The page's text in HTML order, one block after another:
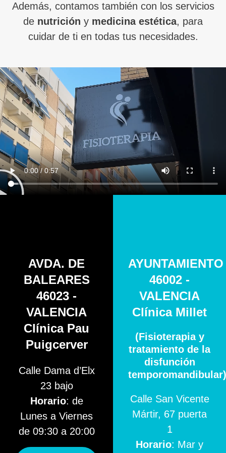
Además, contamos también con los servicios
de nutrición y medicina estética, para
cuidar de ti en todas tus necesidades.
AVDA. DE
BALEARES
46023 -
VALENCIA
Clínica Pau
Puigcerver
Calle Dama d’Elx
23 bajo
Horario: de
Lunes a Viernes
de 09:30 a 20:00
AYUNTAMIENTO
46002 -
VALENCIA
Clínica Millet
(Fisioterapia y
tratamiento de la
disfunción
temporomandibular)
Calle San Vicente
Mártir, 67 puerta
1
Horario: Mar y